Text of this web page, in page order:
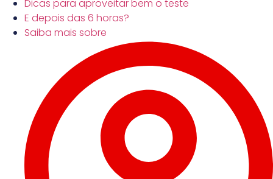
Dicas para aproveitar bem o teste
E depois das 6 horas?
Saiba mais sobre